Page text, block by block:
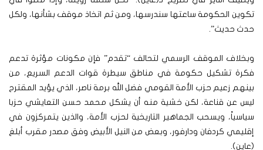
تكوين الحكومة ساعتها سندرسها، ومن ثم اتخاذ موقف بشأنها، ولكل
حدث حديث”.
وبخلاف الموقف الرسمي لتحالف “تقدم” فإن مكونات مؤثرة تدعم
فكرة تشكيل حكومة في مناطق سيطرة قوات الدعم السريع، من
بينهم زعيم حزب الأمة القومي فضل الله برمة ناصر، الذي يؤيد المقترح
ليس عن قناعة، لكن خشية منه أن يشكل محمد حسن التعايشي حزبا
سياسياً، ويسحب الجماهير التاريخية لحزب الأمة، والذين يتمركزون في
إقليمي كردفان ودارفور، وبعض من النيل الأبيض وفق مصدر مقرب أبلغ
(عاين).